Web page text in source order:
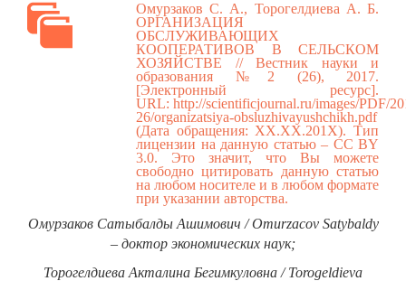
Омурзаков С. А., Торогелдиева А. Б.
ОРГАНИЗАЦИЯ
ОБСЛУЖИВАЮЩИХ
КООПЕРАТИВОВ В СЕЛЬСКОМ
ХОЗЯЙСТВЕ // Вестник науки и
образования №2 (26), 2017.
[Электронный ресурс].
URL: http://scientificjournal.ru/images/PDF/
26/organizatsiya-obsluzhivayushchikh.pdf
(Дата обращения: ХХ.ХХ.201Х). Тип
лицензии на данную статью – CC BY
3.0. Это значит, что Вы можете
свободно цитировать данную статью
на любом носителе и в любом формате
при указании авторства.
Омурзаков Сатыбалды Ашимович / Omurzacov Satybaldy
– доктор экономических наук;
Торогелдиева Акталина Бегимкуловна / Torogeldieva